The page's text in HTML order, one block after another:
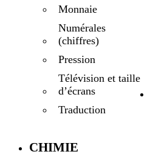
Monnaie
Numérales
(chiffres)
Pression
Télévision et taille
d’écrans
Traduction
CHIMIE